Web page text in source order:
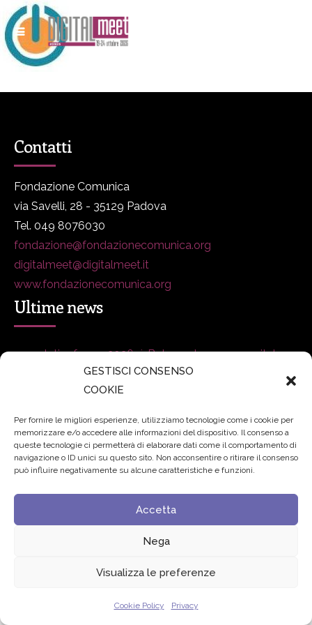
GESTISCI CONSENSO
COOKIE
Per fornire le migliori esperienze, utilizziamo tecnologie come i cookie per
memorizzare e/o accedere alle informazioni del dispositivo. Il consenso a
queste tecnologie ci permetterà di elaborare dati come il comportamento di
navigazione o ID unici su questo sito. Non acconsentire o ritirare il consenso
può influire negativamente su alcune caratteristiche e funzioni.
Accetta
Nega
Visualizza le preferenze
Cookie Policy Privacy
Contatti
Fondazione Comunica
via Savelli, 28 - 35129 Padova
Tel. 049 8076030
fondazione@fondazionecomunica.org
digitalmeet@digitalmeet.it
www.fondazionecomunica.org
Ultime news
secsolutionforum 2026: è Bologna la nuova capitale
italiana della security 27 Luglio 2026
algoritmi del potere serve una governance condivisa»
21 Luglio 2026
Giugno 2026